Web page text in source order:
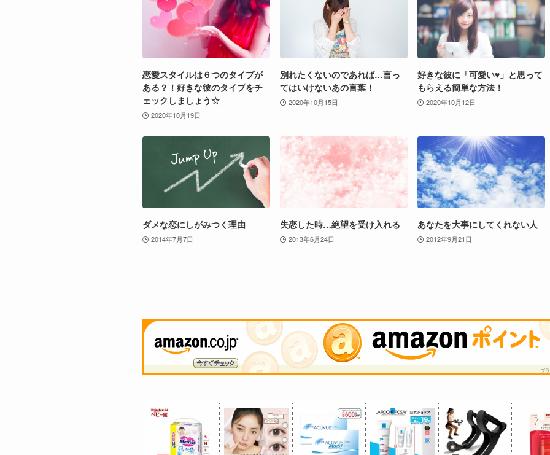
恋愛スタイルは６つのタイプが
ある？！好きな彼のタイプをチ
ェックしましょう☆
2020年10月19日
別れたくないのであれば…言っ
てはいけないあの言葉！
2020年10月15日
好きな彼に「可愛い♥」と思って
もらえる簡単な方法！
2020年10月12日
ダメな恋にしがみつく理由
2014年7月7日
失恋した時…絶望を受け入れる
2013年6月24日
あなたを大事にしてくれない人
2012年9月21日